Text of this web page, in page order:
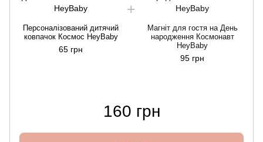
Персоналізований дитячий
ковпачок Космос HeyBaby
65 грн
Магніт для гостя на День
народження Космонавт
HeyBaby
95 грн
160 грн